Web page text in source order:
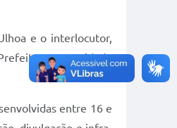
e o interlocutor,
a necessidade
entre 16 e